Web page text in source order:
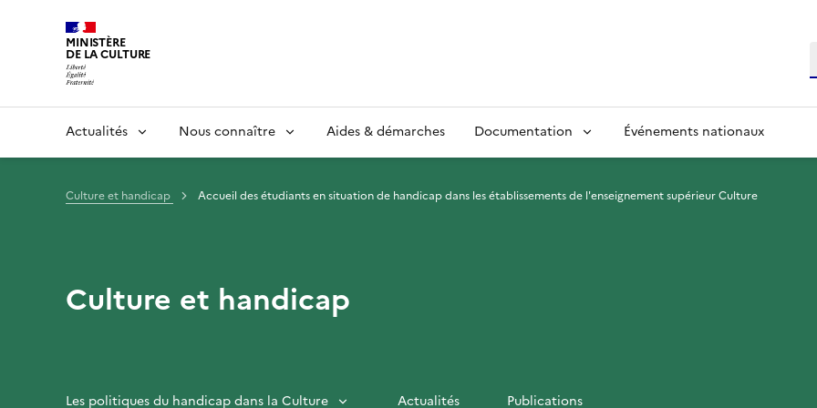
MINISTÈRE
DE LA CULTURE
Actualités Nous connaître Aides & démarches Documentation Événements nationaux
Culture et handicap Accueil des étudiants en situation de handicap dans les établissements de l'enseignement supérieur Culture
Culture et handicap
Les politiques du handicap dans la Culture Actualités Publications